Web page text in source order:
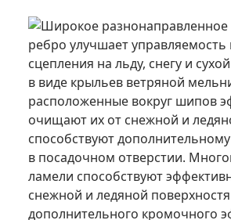
Широкое разнонаправленное
ребро улучшает управляемость
сцепления на льду, снегу и
в виде крыльев ветряной
расположенные вокруг шипов
очищают их от снежной и
способствуют
в посадочном отверстии.
ламели способствуют
снежной и ледяной
дополнительного кромочного